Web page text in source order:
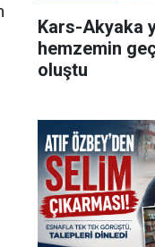
Kars-Akyaka
hemzemin
oluştu